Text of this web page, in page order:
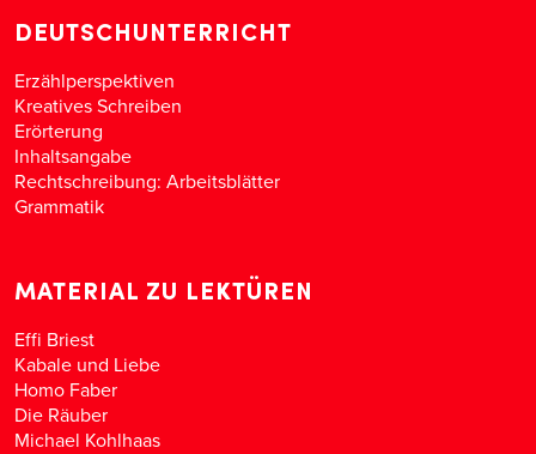
DEUTSCHUNTERRICHT
Erzählperspektiven
Kreatives Schreiben
Erörterung
Inhaltsangabe
Rechtschreibung: Arbeitsblätter
Grammatik
MATERIAL ZU LEKTÜREN
Effi Briest
Kabale und Liebe
Homo Faber
Die Räuber
Michael Kohlhaas